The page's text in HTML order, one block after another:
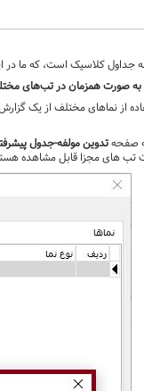
جداول کلاسیک است، که ما
از نماهای مختلف از یک
صفحهتدوین مولفه-جدول
تب های مجزا قابل مشاهده